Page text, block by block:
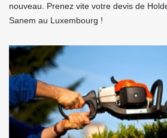
nouveau. Prenez vite votre devis de
Sanem au Luxembourg !